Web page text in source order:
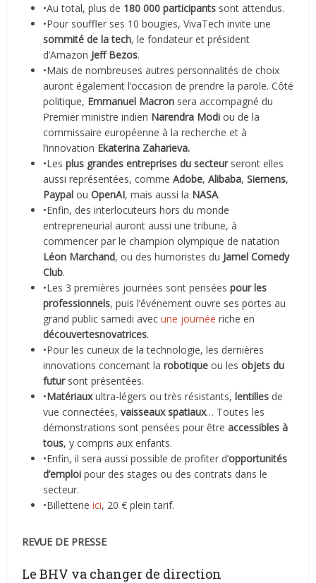
•Au total, plus de 180 000 participants sont attendus.
•Pour souffler ses 10 bougies, VivaTech invite une
sommité de la tech, le fondateur et président
d’Amazon Jeff Bezos.
•Mais de nombreuses autres personnalités de choix
auront également l’occasion de prendre la parole. Côté
politique, Emmanuel Macron sera accompagné du
Premier ministre indien Narendra Modiou de la
commissaire européenne à la recherche et à
l’innovation Ekaterina Zaharieva.
•Lesplus grandes entreprises du secteurseront elles
aussi représentées, commeAdobe, Alibaba,Siemens,
PaypalouOpenAI, mais aussi la NASA.
•Enfin, des interlocuteurs hors du monde
entrepreneurial auront aussi une tribune, à
commencer par le champion olympique de natation
Léon Marchand, ou des humoristes du Jamel Comedy
Club.
•Les 3 premières journées sont penséespour les
professionnels, puis l’événement ouvre ses portes au
grand public samedi avecune journée riche en
découvertesnovatrices.
•Pour les curieux de la technologie, les dernières
innovations concernant la robotique ou lesobjets du
futur sont présentées.
•Matériauxultra-légers ou très résistants,lentilles de
vue connectées,vaisseaux spatiaux… Toutes les
démonstrations sont pensées pour êtreaccessibles à
tous, y compris aux enfants.
•Enfin, il sera aussi possible de profiter d’opportunités
d’emploipour des stages ou des contrats dans le
secteur.
•Billetterieici, 20 € plein tarif.
REVUE DE PRESSE
Le BHV va changer de direction